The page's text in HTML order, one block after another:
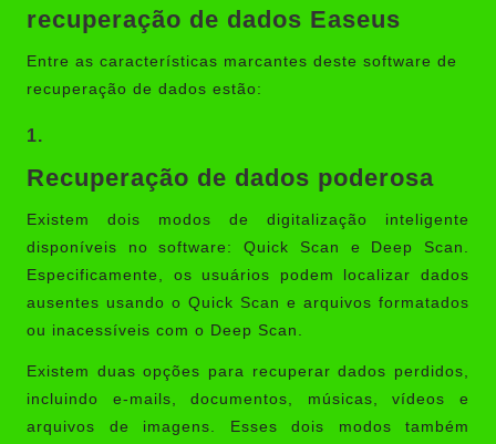
recuperação de dados Easeus
Entre as características marcantes deste software de
recuperação de dados estão:
1.
Recuperação de dados poderosa
Existem dois modos de digitalização inteligente
disponíveis no software: Quick Scan e Deep Scan.
Especificamente, os usuários podem localizar dados
ausentes usando o Quick Scan e arquivos formatados
ou inacessíveis com o Deep Scan.
Existem duas opções para recuperar dados perdidos,
incluindo e-mails, documentos, músicas, vídeos e
arquivos de imagens. Esses dois modos também